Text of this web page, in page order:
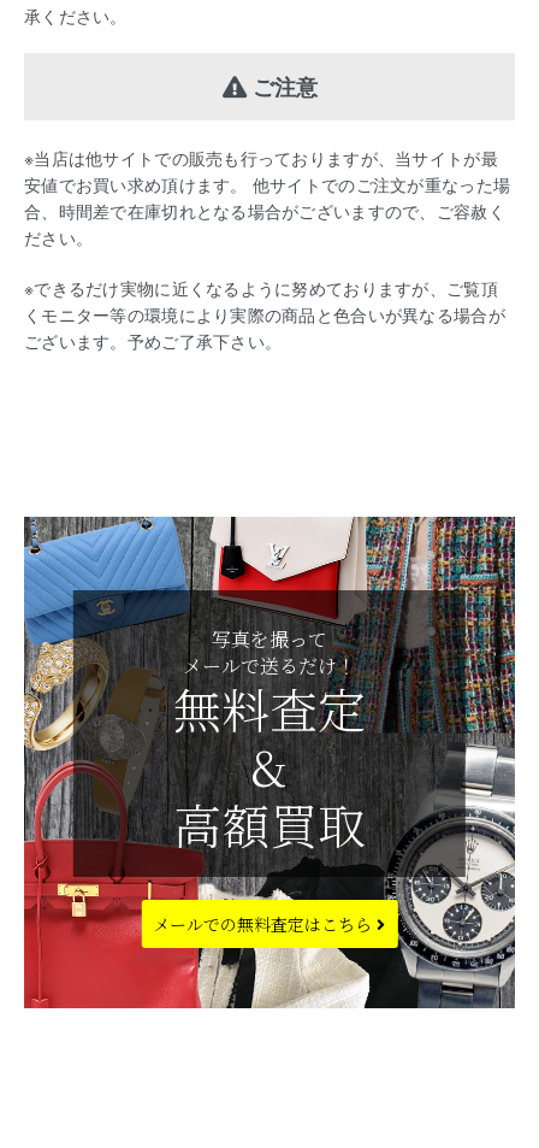
承ください。
ご注意
※当店は他サイトでの販売も行っておりますが、当サイトが最
安値でお買い求め頂けます。 他サイトでのご注文が重なった場
合、時間差で在庫切れとなる場合がございますので、ご容赦く
ださい。
※できるだけ実物に近くなるように努めておりますが、ご覧頂
くモニター等の環境により実際の商品と色合いが異なる場合が
ございます。予めご了承下さい。
写真を撮って
メールで送るだけ！
無料査定
&
高額買取
メールでの無料査定はこちら